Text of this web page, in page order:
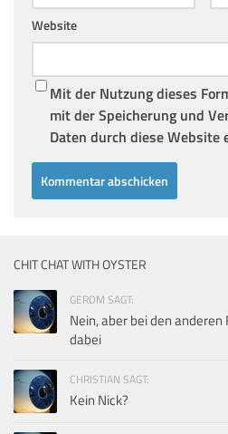
Website
Mit der Nutzung dieses
mit der Speicherung und
Daten durch diese Website
CHIT CHAT WITH OYSTER
GERDM SAGT:
Nein, aber bei den
dabei
CHRISTIAN SAGT:
Kein Nick?